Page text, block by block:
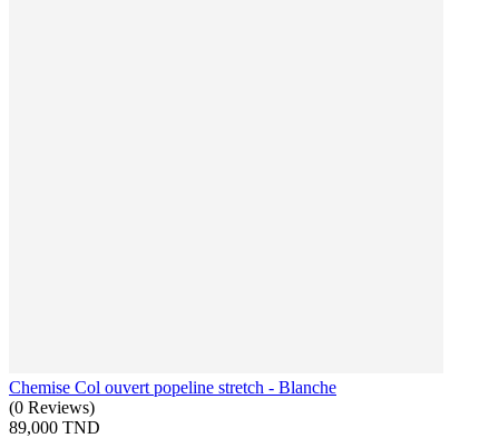
Chemise Col ouvert popeline stretch - Blanche
(0 Reviews)
89,000 TND